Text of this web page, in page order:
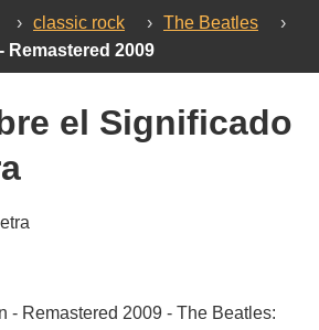
› classic rock › The Beatles
›
Remastered 2009
el Significado
- Remastered 2009 - The Beatles: